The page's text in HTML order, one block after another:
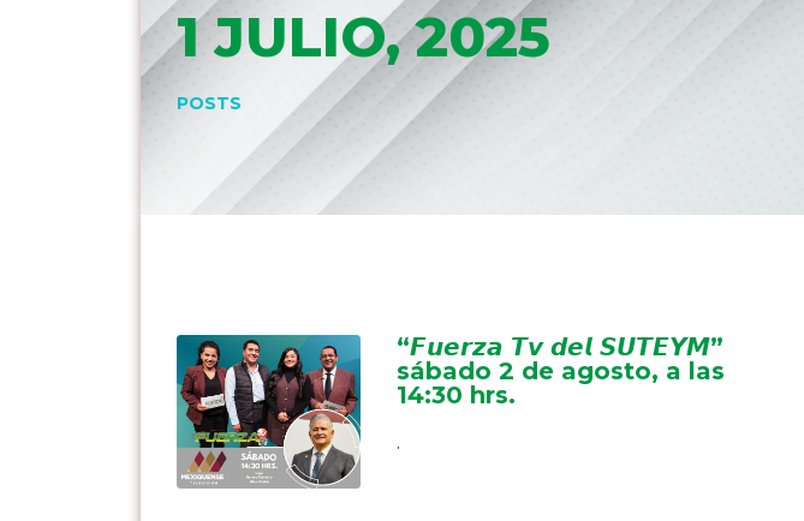
1 JULIO, 2025
POSTS
“𝙁𝙪𝙚𝙧𝙯𝙖 𝙏𝙫 𝙙𝙚𝙡 𝙎𝙐𝙏𝙀𝙔𝙈”
sábado 2 de agosto, a las
14:30 hrs.
.